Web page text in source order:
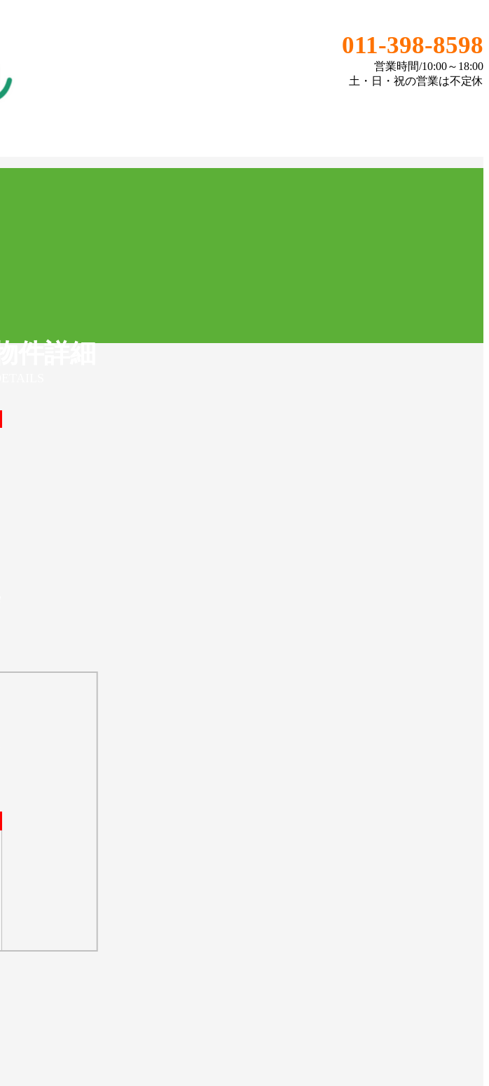
011-398-8598
営業時間/10:00～18:00
土・日・祝の営業は不定休